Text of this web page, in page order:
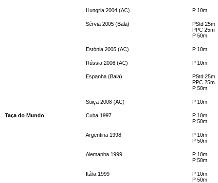
Hungria 2004 (AC) P 10m
Sérvia 2005 (Bala)
PStd 25m
PPC 25m
P 50m
Estónia 2005 (AC) P 10m
Rússia 2006 (AC) P 10m
Espanha (Bala)
PStd 25m
PPC 25m
P 50m
Suiça 2008 (AC) P 10m
Taça do Mundo Cuba 1997
P 10m
P 50m
Argentina 1998
P 10m
P 50m
Alemanha 1999
P 10m
P 50m
Itália 1999
P 10m
P 50m